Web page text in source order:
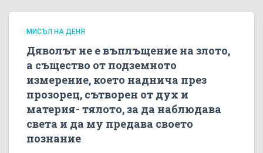
МИСЪЛ НА ДЕНЯ
Дяволът не е въплъщение на злото,
а същество от подземното
измерение, което наднича през
прозорец, сътворен от дух и
материя- тялото, за да наблюдава
света и да му предава своето
познание